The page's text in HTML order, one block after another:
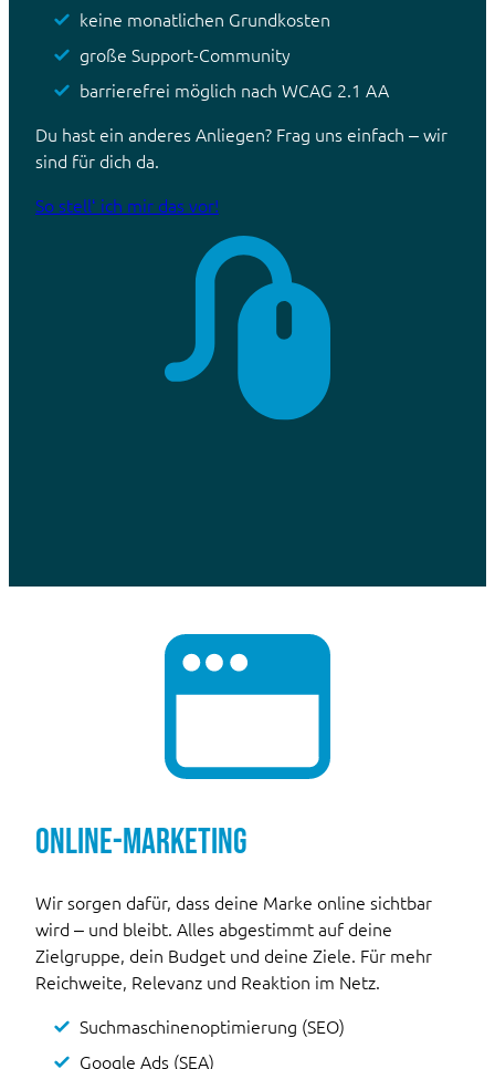
keine monatlichen Grundkosten
große Support-Community
barrierefrei möglich nach WCAG 2.1 AA
Du hast ein anderes Anliegen? Frag uns einfach – wir
sind für dich da.
So stell‘ ich mir das vor!
Online-Marketing
Wir sorgen dafür, dass deine Marke online sichtbar
wird – und bleibt. Alles abgestimmt auf deine
Zielgruppe, dein Budget und deine Ziele. Für mehr
Reichweite, Relevanz und Reaktion im Netz.
Suchmaschinenoptimierung (SEO)
Google Ads (SEA)